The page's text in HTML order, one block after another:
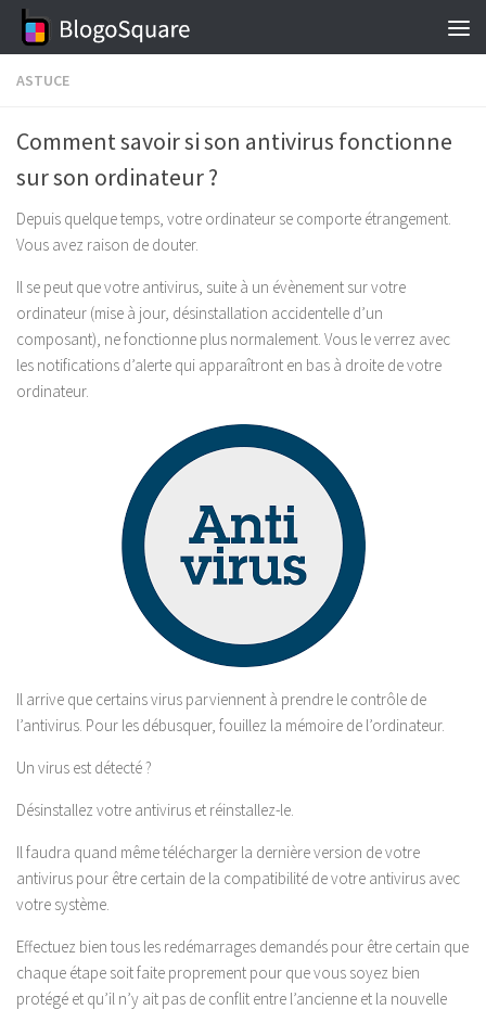
Skip to content
ASTUCE
Comment savoir si son antivirus fonctionne
sur son ordinateur ?
Depuis quelque temps, votre ordinateur se comporte étrangement.
Vous avez raison de douter.
Il se peut que votre antivirus, suite à un évènement sur votre
ordinateur (mise à jour, désinstallation accidentelle d’un
composant), ne fonctionne plus normalement. Vous le verrez avec
les notifications d’alerte qui apparaîtront en bas à droite de votre
ordinateur.
Il arrive que certains virus parviennent à prendre le contrôle de
l’antivirus. Pour les débusquer, fouillez la mémoire de l’ordinateur.
Un virus est détecté ?
Désinstallez votre antivirus et réinstallez-le.
Il faudra quand même télécharger la dernière version de votre
antivirus pour être certain de la compatibilité de votre antivirus avec
votre système.
Effectuez bien tous les redémarrages demandés pour être certain que
chaque étape soit faite proprement pour que vous soyez bien
protégé et qu’il n’y ait pas de conflit entre l’ancienne et la nouvelle